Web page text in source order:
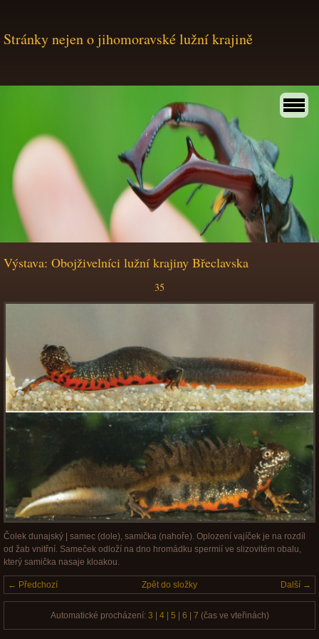
Stránky nejen o jihomoravské lužní krajině
Výstava: Obojživelníci lužní krajiny Břeclavska
35
Čolek dunajský | samec (dole), samička (nahoře). Oplození vajíček je na rozdíl
od žab vnitřní. Sameček odloží na dno hromádku spermií ve slizovitém obalu,
který samička nasaje kloakou.
← Předchozí Další →
Zpět do složky
Automatické procházení: 3 4| 5 6 7 (čas ve vteřinách)